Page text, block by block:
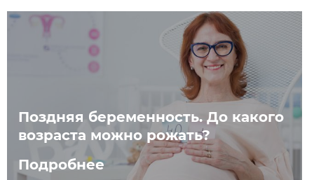
Поздняя беременность. До какого
возраста можно рожать?
Подробнее